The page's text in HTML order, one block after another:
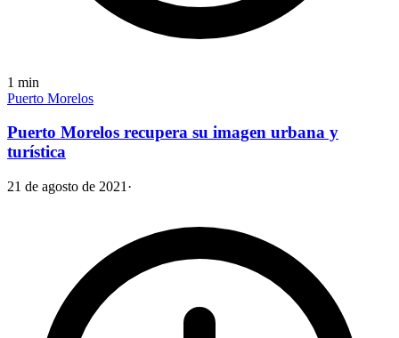
1 min
Puerto Morelos
Puerto Morelos recupera su imagen urbana y
turística
21 de agosto de 2021 ·